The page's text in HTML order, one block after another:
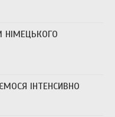
НІМЕЦЬКОГО
ІНТЕНСИВНО